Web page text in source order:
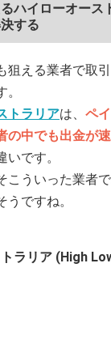
ハイローオース
する
狙える業者で取
トラリアは、 ペ
の中でも出金が
です。
こういった業者
ですね。
ラリア (High